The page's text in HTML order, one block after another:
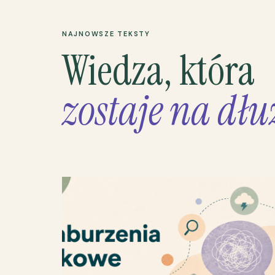
NAJNOWSZE TEKSTY
Wiedza, która
zostaje na